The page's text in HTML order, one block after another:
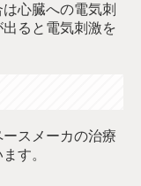
心臓への電気刺
ると電気刺激を
スメーカの治療
す。